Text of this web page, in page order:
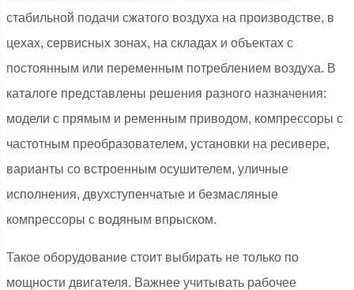
стабильной подачи сжатого воздуха на производстве, в
цехах, сервисных зонах, на складах и объектах с
постоянным или переменным потреблением воздуха. В
каталоге представлены решения разного назначения:
модели с прямым и ременным приводом, компрессоры с
частотным преобразователем, установки на ресивере,
варианты со встроенным осушителем, уличные
исполнения, двухступенчатые и безмасляные
компрессоры с водяным впрыском.
Такое оборудование стоит выбирать не только по
мощности двигателя. Важнее учитывать рабочее